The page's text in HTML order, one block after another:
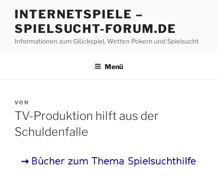
INTERNETSPIELE –
SPIELSUCHT-FORUM.DE
Informationen zum Glückspiel, Wetten Pokern und Spielsucht
Menü
V
E
R
Ö
F
VON
TV-Produktion hilft aus der
Schuldenfalle